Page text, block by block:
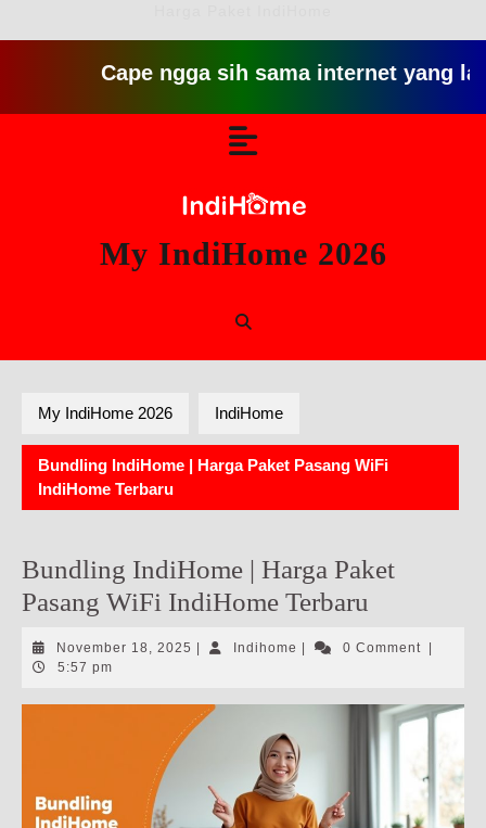
Cape ngga sih sama internet yang
My IndiHome 2026
My IndiHome 2026 IndiHome
Bundling IndiHome | Harga Paket Pasang WiFi
IndiHome Terbaru
Bundling IndiHome | Harga Paket
Pasang WiFi IndiHome Terbaru
November 18, 2025 NovemberIndihome Indihome0 Comment
5:57 pm